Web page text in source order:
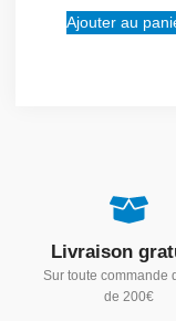
Ajouter au
Livraison
Sur toute commande
de 200€